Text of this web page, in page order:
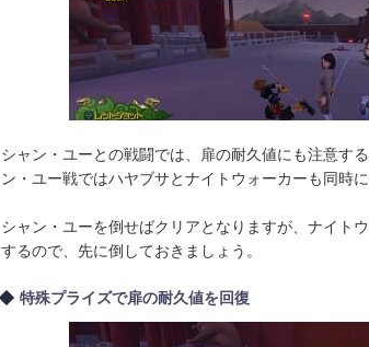
シャン・ユーとの戦闘では、扉の耐久値にも注意す
ン・ユー戦ではハヤブサとナイトウォーカーも同時に
シャン・ユーを倒せばクリアとなりますが、ナイト
するので、先に倒しておきましょう。
特殊プライズで扉の耐久値を回復